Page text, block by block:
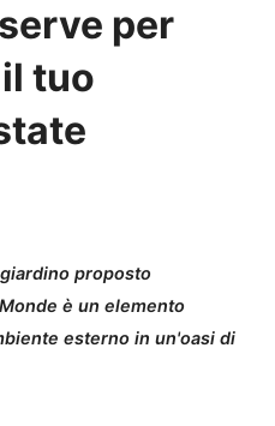
per
tuo
proposto
è un elemento
esterno in un'oasi di